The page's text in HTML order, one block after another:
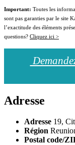
Important: Toutes les
sont pas garanties par le site
l’exactitude des éléments
questions? Cliquez ici >
Adresse
Adresse 19,
Région
Postal code/